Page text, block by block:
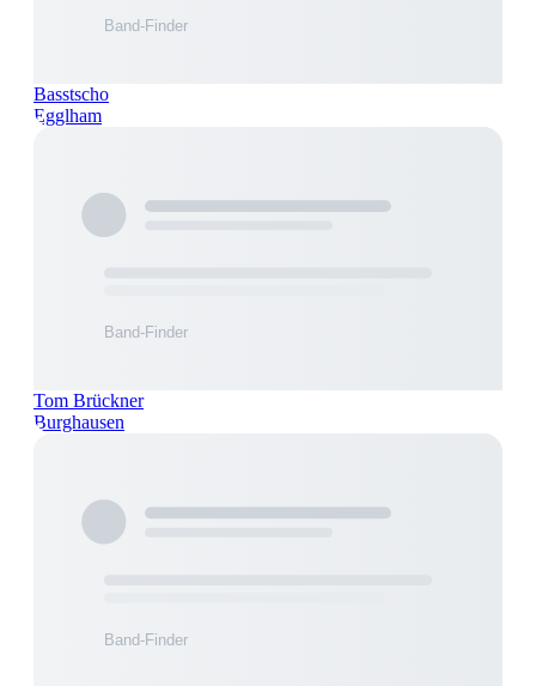
Basstscho
Egglham
Tom Brückner
Burghausen